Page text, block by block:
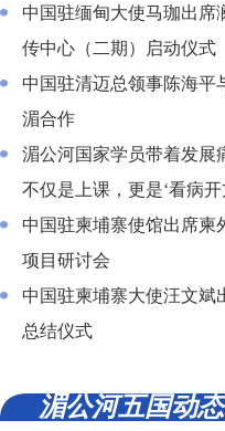
仪式中国驻缅甸大使马珈出席
传中心（二期）启动仪式
中国驻清迈总领事陈海平
湄合作
湄公河国家学员带着发
不仅是上课，更是‘看病开
中国驻柬埔寨使馆出席柬
项目研讨会
中国驻柬埔寨大使汪文斌
总结仪式
湄公河五国动态